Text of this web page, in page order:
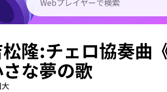
隆:チェロ協奏曲
な夢の歌